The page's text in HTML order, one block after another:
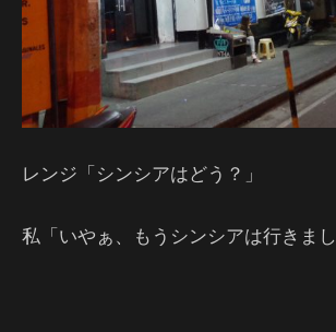
レンジ「シンシアはどう？」
私「いやぁ、もうシンシアは行きまし